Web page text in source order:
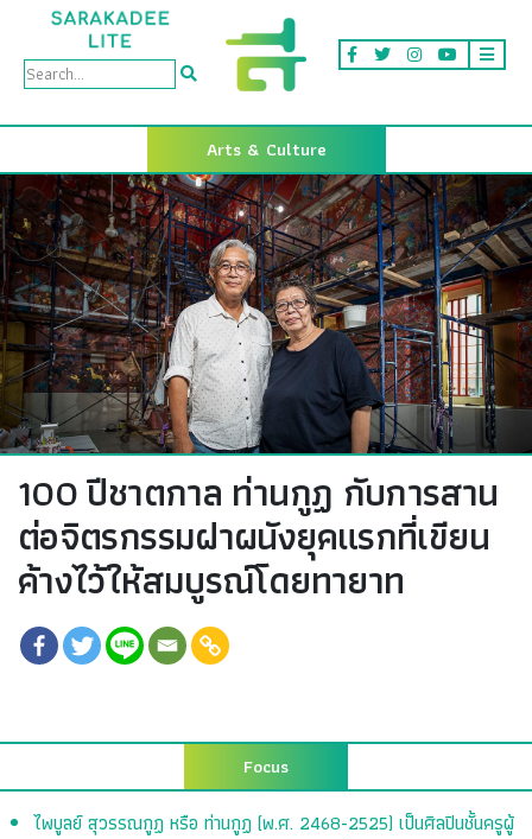
Arts & Culture
100 ปีชาตกาล ท่านกูฏ กับการสาน
ต่อจิตรกรรมฝาผนังยุคแรกที่เขียน
ค้างไว้ให้สมบูรณ์โดยทายาท
Focus
ไพบูลย์ สุวรรณกูฏ หรือ ท่านกูฏ (พ.ศ. 2468-2525) เป็นศิลปินชั้นครูผู้